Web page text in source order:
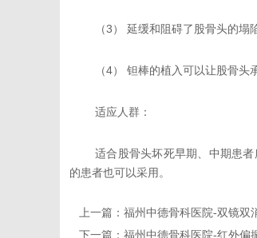
（3） 延缓和阻碍了股骨头的
（4） 钽棒的植入可以让股骨
适应人群：
适合股骨头坏死早期、中期患
的患者也可以采用。
上一篇：福州中德骨科医院-双镜双
下一篇：福州中德骨科医院-红外偏